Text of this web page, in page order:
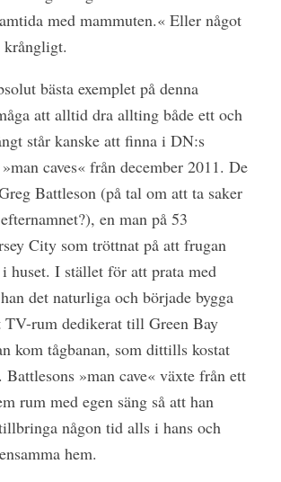
med mammuten.« Eller något
bästaexemplet på denna
att alltid dra allting både ett och
står kanske att finna i DN:s
caves« från december 2011. De
Battleson (på tal om att ta saker
en man på 53
City som tröttnat på att frugan
huset. I stället för att prata med
det naturliga och började bygga
TV-rum dedikerat till Green Bay
kom tågbanan, som dittills kostat
»man cave« växte från ett
rum med egen säng så att han
någon tid alls i hans och
hem.